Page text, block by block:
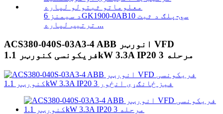
د سیمنز 6GK1900-0AB10 سي-پلګ د ثبت
ترتیب لپاره ...
ACS380-040S-03A3-4 ABB انورټر VFD
فریکونسی کنورټر 1.1kW 3.3A IP20 3 مرحله